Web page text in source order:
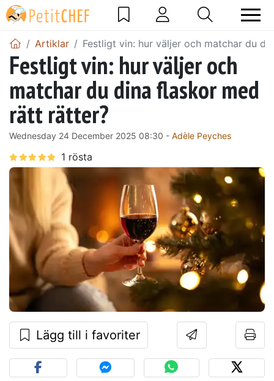
Artiklar Festligt vin: hur väljer och matchar du
Festligt vin: hur väljer och
matchar du dina flaskor med
rätt rätter?
Wednesday 24 December 2025 08:30 - Adèle Peyches
Lägg till i favoriter